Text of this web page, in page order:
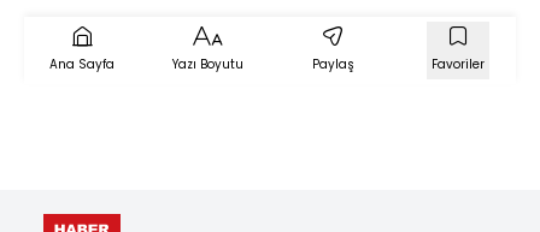
Ana Sayfa Yazı Boyutu Paylaş Favoriler